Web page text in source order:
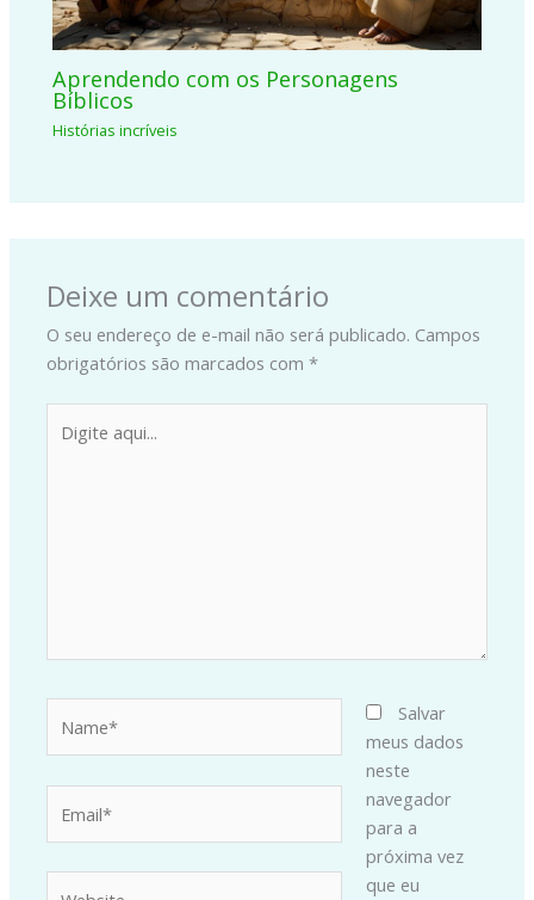
Aprendendo com os Personagens
Bíblicos
Histórias incríveis
Deixe um comentário
O seu endereço de e-mail não será publicado. Campos
obrigatórios são marcados com*
aqui...
Salvar
meus dados
neste
navegador
para a
próxima vez
que eu